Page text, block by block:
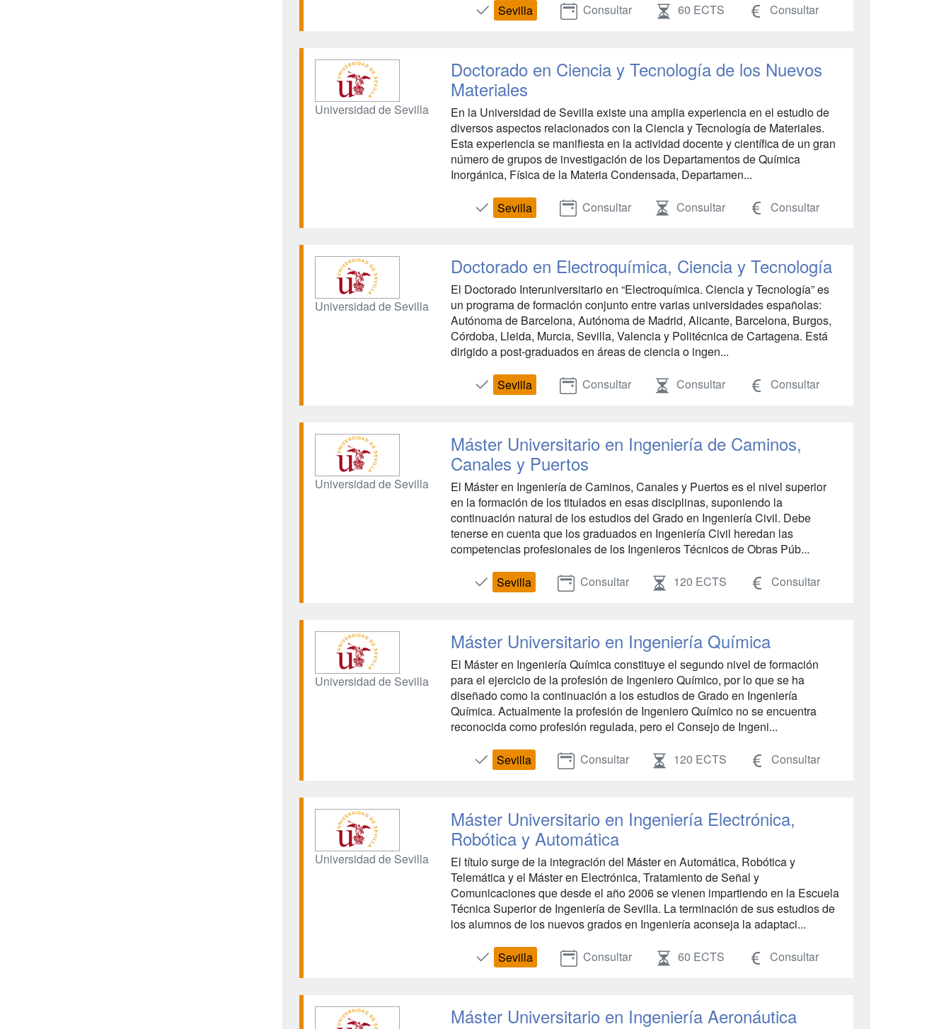
Sevilla Consultar 60 ECTS Consultar
Universidad de Sevilla
Doctorado en Ciencia y Tecnología de los Nuevos
Materiales
En la Universidad de Sevilla existe una amplia experiencia en el estudio de
diversos aspectos relacionados con la Ciencia y Tecnología de Materiales.
Esta experiencia se manifiesta en la actividad docente y científica de un gran
número de grupos de investigación de los Departamentos de Química
Inorgánica, Física de la Materia Condensada, Departamen...
Sevilla Consultar Consultar Consultar
Universidad de Sevilla
Doctorado en Electroquímica, Ciencia y Tecnología
El Doctorado Interuniversitario en “Electroquímica. Ciencia y Tecnología” es
un programa de formación conjunto entre varias universidades españolas:
Autónoma de Barcelona, Autónoma de Madrid, Alicante, Barcelona, Burgos,
Córdoba, Lleida, Murcia, Sevilla, Valencia y Politécnica de Cartagena. Está
dirigido a post-graduados en áreas de ciencia o ingen...
Sevilla Consultar Consultar Consultar
Universidad de Sevilla
Máster Universitario en Ingeniería de Caminos,
Canales y Puertos
El Máster en Ingeniería de Caminos, Canales y Puertos es el nivel superior
en la formación de los titulados en esas disciplinas, suponiendo la
continuación natural de los estudios del Grado en Ingeniería Civil. Debe
tenerse en cuenta que los graduados en Ingeniería Civil heredan las
competencias profesionales de los Ingenieros Técnicos de Obras Púb...
Sevilla Consultar 120 ECTS Consultar
Universidad de Sevilla
Máster Universitario en Ingeniería Química
El Máster en Ingeniería Química constituye el segundo nivel de formación
para el ejercicio de la profesión de Ingeniero Químico, por lo que se ha
diseñado como la continuación a los estudios de Grado en Ingeniería
Química. Actualmente la profesión de Ingeniero Químico no se encuentra
reconocida como profesión regulada, pero el Consejo de Ingeni...
Sevilla Consultar 120 ECTS Consultar
Universidad de Sevilla
Máster Universitario en Ingeniería Electrónica,
Robótica y Automática
El título surge de la integración del Máster en Automática, Robótica y
Telemática y el Máster en Electrónica, Tratamiento de Señal y
Comunicaciones que desde el año 2006 se vienen impartiendo en la Escuela
Técnica Superior de Ingeniería de Sevilla. La terminación de sus estudios de
los alumnos de los nuevos grados en Ingeniería aconseja la adaptaci...
Sevilla Consultar 60 ECTS Consultar
Máster Universitario en Ingeniería Aeronáutica